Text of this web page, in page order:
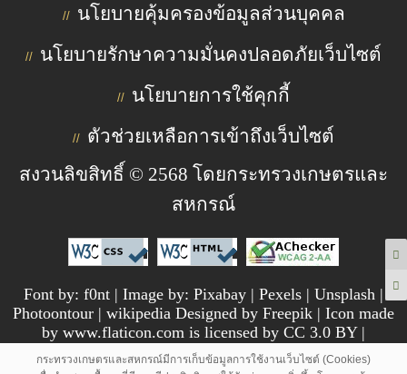
// นโยบายคุ้มครองข้อมูลส่วนบุคคล
// นโยบายรักษาความมั่นคงปลอดภัยเว็บไซต์
// นโยบายการใช้คุกกี้
// ตัวช่วยเหลือการเข้าถึงเว็บไซต์
สงวนลิขสิทธิ์ © 2568 โดยกระทรวงเกษตรและ
สหกรณ์
Font by: f0nt | Image by: Pixabay | Pexels | Unsplash |
Photoontour | wikipedia Designed by Freepik | Icon made
by www.flaticon.com is licensed by CC 3.0 BY |
pngtree.com
กระทรวงเกษตรและสหกรณ์มีการเก็บข้อมูลการใช้งานเว็บไซต์ (Cookies)